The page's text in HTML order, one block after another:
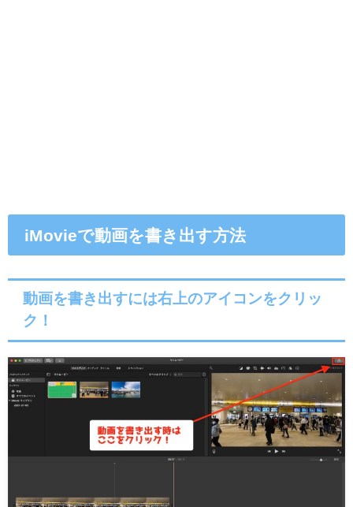
iMovieで動画を書き出す方法
動画を書き出すには右上のアイコンをクリッ
ク！